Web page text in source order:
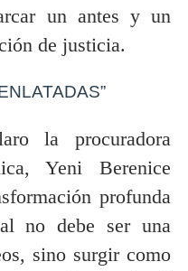
un antes y un
de justicia.
la procuradora
Yeni Berenice
profunda
no debe ser una
sino surgir como